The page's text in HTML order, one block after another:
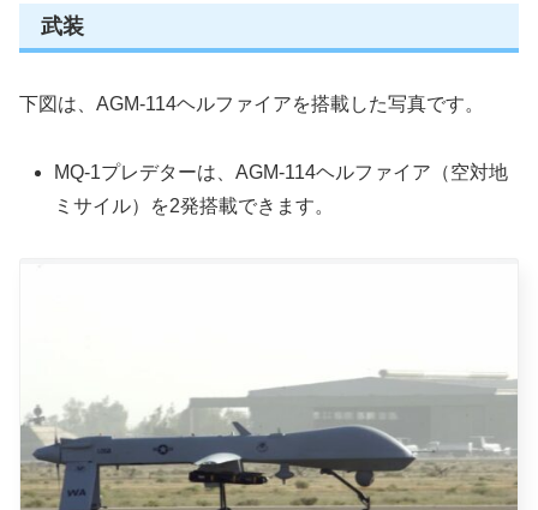
武装
下図は、AGM-114ヘルファイアを搭載した写真です。
MQ-1プレデターは、AGM-114ヘルファイア（空対地
ミサイル）を2発搭載できます。